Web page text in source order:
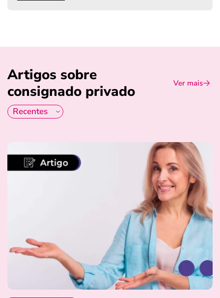
Artigos sobre
consignado privado
Ver mais